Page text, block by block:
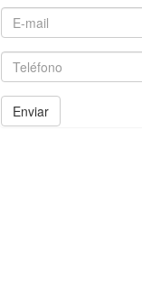
E-mail
Teléfono
Enviar